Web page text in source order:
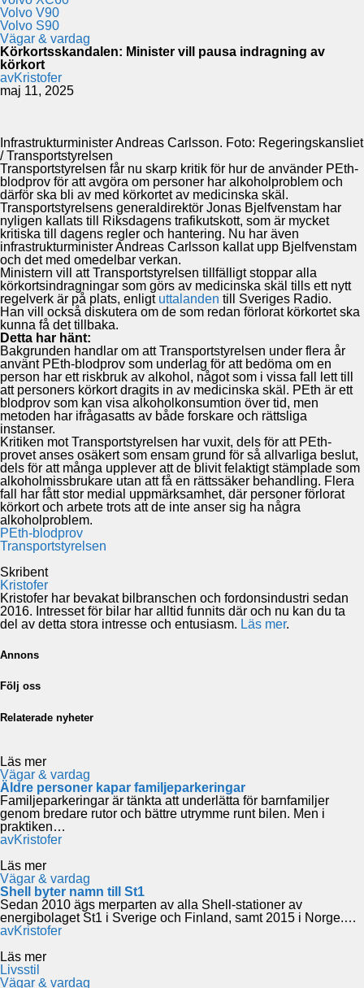
Volvo V90
Volvo S90
Vägar & vardag
Körkortsskandalen: Minister vill pausa indragning av
körkort
avKristofer
maj 11, 2025
Infrastrukturminister Andreas Carlsson. Foto: Regeringskansliet
/ Transportstyrelsen
Transportstyrelsen får nu skarp kritik för hur de använder PEth-
blodprov för att avgöra om personer har alkoholproblem och
därför ska bli av med körkortet av medicinska skäl.
Transportstyrelsens generaldirektör Jonas Bjelfvenstam har
nyligen kallats till Riksdagens trafikutskott, som är mycket
kritiska till dagens regler och hantering. Nu har även
infrastrukturminister Andreas Carlsson kallat upp Bjelfvenstam
och det med omedelbar verkan.
Ministern vill att Transportstyrelsen tillfälligt stoppar alla
körkortsindragningar som görs av medicinska skäl tills ett nytt
regelverk är på plats, enligt uttalanden till Sveriges Radio.
Han vill också diskutera om de som redan förlorat körkortet ska
kunna få det tillbaka.
Detta har hänt:
Bakgrunden handlar om att Transportstyrelsen under flera år
använt PEth-blodprov som underlag för att bedöma om en
person har ett riskbruk av alkohol, något som i vissa fall lett till
att personers körkort dragits in av medicinska skäl. PEth är ett
blodprov som kan visa alkoholkonsumtion över tid, men
metoden har ifrågasatts av både forskare och rättsliga
instanser.
Kritiken mot Transportstyrelsen har vuxit, dels för att PEth-
provet anses osäkert som ensam grund för så allvarliga beslut,
dels för att många upplever att de blivit felaktigt stämplade som
alkoholmissbrukare utan att få en rättssäker behandling. Flera
fall har fått stor medial uppmärksamhet, där personer förlorat
körkort och arbete trots att de inte anser sig ha några
alkoholproblem.
PEth-blodprov
Transportstyrelsen
Skribent
Kristofer
Kristofer har bevakat bilbranschen och fordonsindustri sedan
2016. Intresset för bilar har alltid funnits där och nu kan du ta
del av detta stora intresse och entusiasm. Läs mer.
Annons
Följ oss
Relaterade nyheter
Läs mer
Vägar & vardag
Äldre personer kapar familjeparkeringar
Familjeparkeringar är tänkta att underlätta för barnfamiljer
genom bredare rutor och bättre utrymme runt bilen. Men i
praktiken…
avKristofer
Läs mer
Vägar & vardag
Shell byter namn till St1
Sedan 2010 ägs merparten av alla Shell-stationer av
energibolaget St1 i Sverige och Finland, samt 2015 i Norge.…
avKristofer
Läs mer
Livsstil
Vägar & vardag